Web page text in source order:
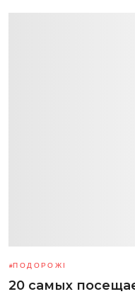
ПОДОРОЖІ
20 самых